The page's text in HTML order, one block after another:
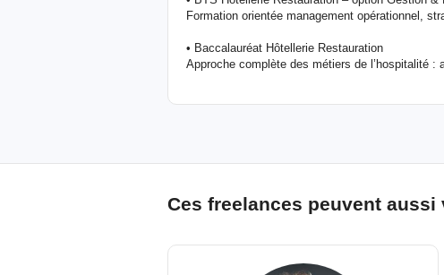
Formation orientée management opérationnel,
• Baccalauréat Hôtellerie Restauration
Approche complète des métiers de l’hospitalité
Ces freelances peuvent